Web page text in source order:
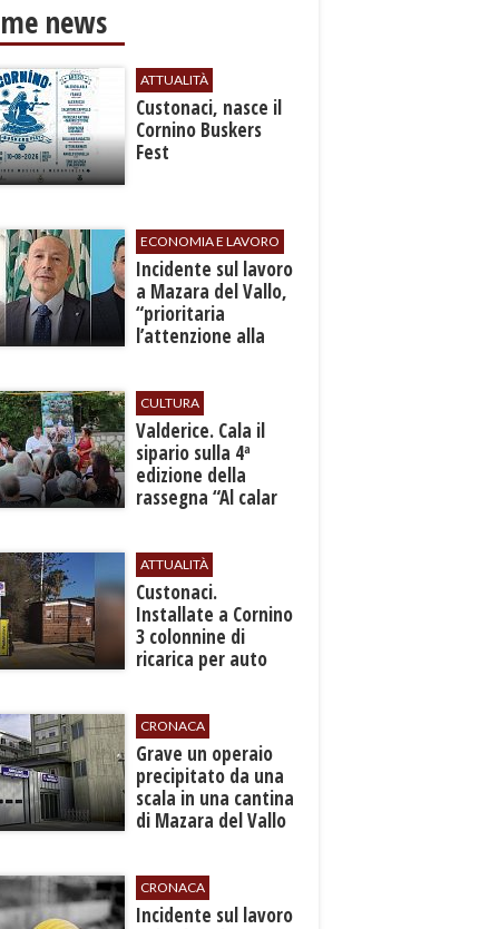
news
ATTUALITÀ
Custonaci, nasce il
Cornino Buskers
Fest
ECONOMIA E LAVORO
​Incidente sul lavoro
a Mazara del Vallo,
“prioritaria
l’attenzione alla
CULTURA
Valderice. Cala il
sipario sulla 4ª
edizione della
rassegna “Al calar
ATTUALITÀ
Custonaci.
Installate a Cornino
3 colonnine di
ricarica per auto
CRONACA
​Grave un operaio
precipitato da una
scala in una cantina
di Mazara del Vallo
CRONACA
​Incidente sul lavoro